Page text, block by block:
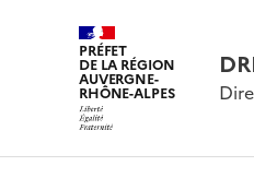
PRÉFET
DE LA RÉGION
AUVERGNE-
RHÔNE-ALPES